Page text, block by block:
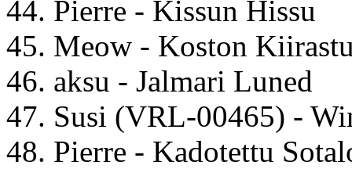
44. Pierre - Kissun Hissu
45. Meow - Koston
46. aksu - Jalmari Luned
47. Susi (VRL-00465) -
48. Pierre - Kadotettu